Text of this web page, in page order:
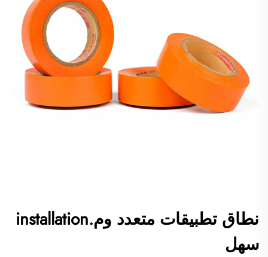
نطاق تطبيقات متعدد وم.installation
سهل